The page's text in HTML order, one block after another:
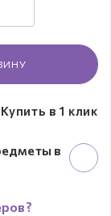
Купить в 1 клик
в